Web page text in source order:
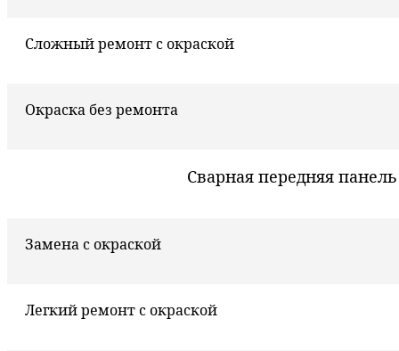
Сложный ремонт с окраской
Окраска без ремонта
Сварная передняя панель
Замена с окраской
Легкий ремонт с окраской